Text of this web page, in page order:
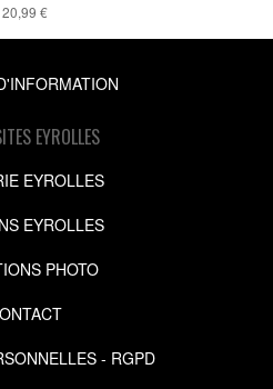
20,99 €
EYROLLES
EYROLLES
EYROLLES
PHOTO
- RGPD